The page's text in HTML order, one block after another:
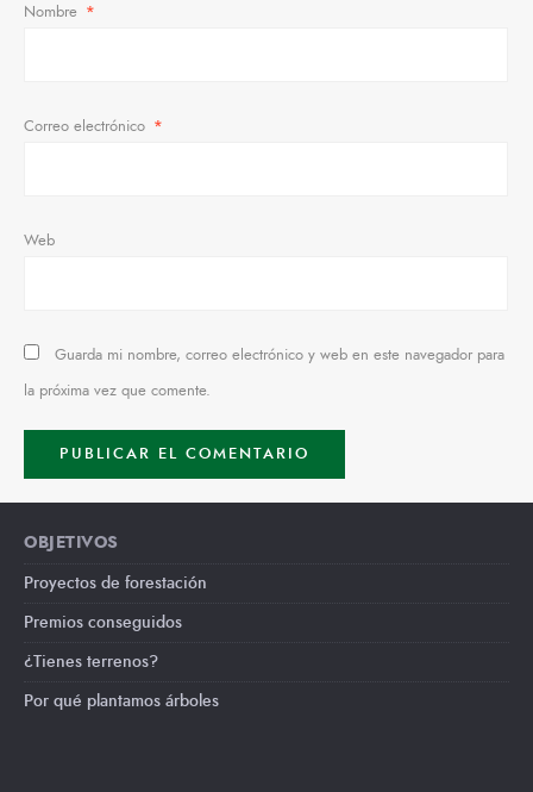
Nombre *
Correo electrónico *
Web
Guarda mi nombre, correo electrónico y web en este navegador para
la próxima vez que comente.
OBJETIVOS
Proyectos de forestación
Premios conseguidos
¿Tienes terrenos?
Por qué plantamos árboles